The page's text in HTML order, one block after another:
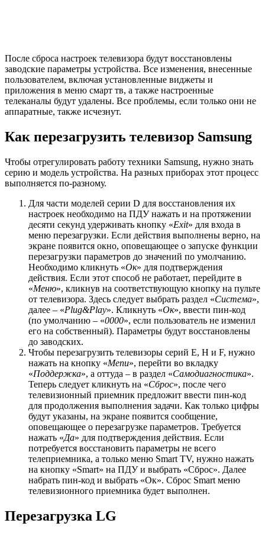
После сброса настроек телевизора будут восстановлены
заводские параметры устройства. Все изменения, внесенные
пользователем, включая установленные виджеты и
приложения в меню смарт тв, а также настроенные
телеканалы будут удалены. Все проблемы, если только они не
аппаратные, также исчезнут.
Как перезагрузить телевизор Samsung
Чтобы отрегулировать работу техники Samsung, нужно знать
серию и модель устройства. На разных приборах этот процесс
выполняется по-разному.
Для части моделей серии D для восстановления их
настроек необходимо на ПДУ нажать и на протяжении
десяти секунд удерживать кнопку «Exit» для входа в
меню перезагрузки. Если действия выполнены верно, на
экране появится окно, оповещающее о запуске функции
перезагрузки параметров до значений по умолчанию.
Необходимо кликнуть «Ок» для подтверждения
действия. Если этот способ не работает, перейдите в
«Меню», кликнув на соответствующую кнопку на пульте
от телевизора. Здесь следует выбрать раздел «Система»,
далее – «Plug&Play». Кликнуть «Ок», ввести пин-код
(по умолчанию – «0000», если пользователь не изменил
его на собственный). Параметры будут восстановлены
до заводских.
Чтобы перезагрузить телевизоры серий E, H и F, нужно
нажать на кнопку «Menu», перейти во вкладку
«Поддержка», а оттуда – в раздел «Самодиагностика».
Теперь следует кликнуть на «Сброс», после чего
телевизионный приемник предложит ввести пин-код
для продолжения выполнения задачи. Как только цифры
будут указаны, на экране появится сообщение,
оповещающее о перезагрузке параметров. Требуется
нажать «Да» для подтверждения действия. Если
потребуется восстановить параметры не всего
телеприемника, а только меню Smart TV, нужно нажать
на кнопку «Smart» на ПДУ и выбрать «Сброс». Далее
набрать пин-код и выбрать «Ок». Сброс Smart меню
телевизионного приемника будет выполнен.
Перезагрузка LG